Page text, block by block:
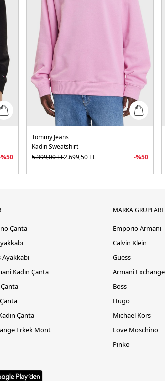
50
Tommy Jeans
Kadın Sweatshirt
5.399,00TL2.699,50TL -%50
Çanta
Kadın Çanta
Çanta
Çanta
Erkek Mont
MARKA GRUPLARI
Emporio Armani
Calvin Klein
Guess
Armani Exchange
Boss
Hugo
Michael Kors
Love Moschino
Pinko